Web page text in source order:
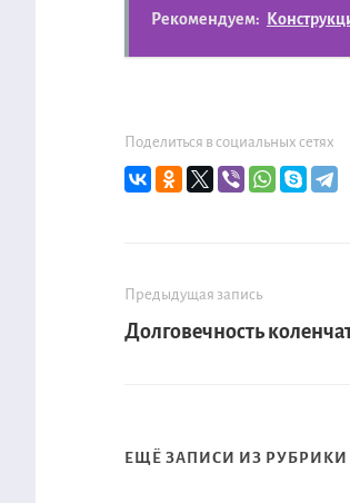
Рекомендуем:
Поделиться в социальных сетях
Предыдущая запись
Долговечность
ЕЩЁ ЗАПИСИ ИЗ РУБРИКИ